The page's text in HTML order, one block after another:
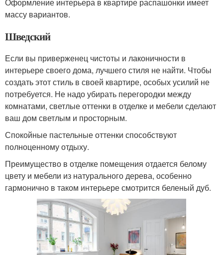
Оформление интерьера в квартире распашонки имеет
массу вариантов.
Шведский
Если вы приверженец чистоты и лаконичности в
интерьере своего дома, лучшего стиля не найти. Чтобы
создать этот стиль в своей квартире, особых усилий не
потребуется. Не надо убирать перегородки между
комнатами, светлые оттенки в отделке и мебели сделают
ваш дом светлым и просторным.
Спокойные пастельные оттенки способствуют
полноценному отдыху.
Преимущество в отделке помещения отдается белому
цвету и мебели из натурального дерева, особенно
гармонично в таком интерьере смотрится беленый дуб.